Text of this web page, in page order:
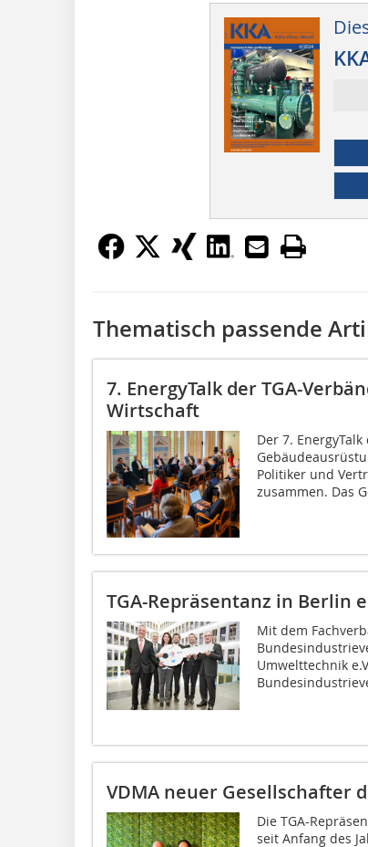
Thematisch passende
7. EnergyTalk der TGA-
Wirtschaft
Der 7.
Politiker und
zusammen. Das
TGA-Repräsentanz in Berlin
Mit dem
Umwelttechnik
VDMA neuer Gesellschafter
Die TGA-
seit Anfang des